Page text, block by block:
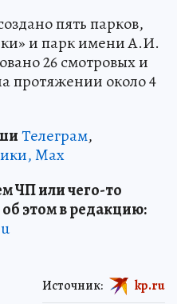
пять парков,
и парк имени А.И.
26 смотровых и
протяжении около 4
Телеграм,
Max
ЧП или чего-то
этом в редакцию:
Источник: kp.ru